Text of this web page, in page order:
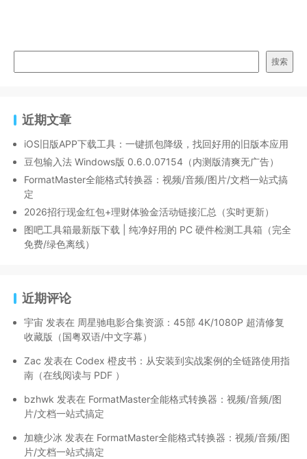
搜索
近期文章
iOS旧版APP下载工具：一键抓包降级，找回好用的旧版本应用
豆包输入法 Windows版 0.6.0.07154（内测版清爽无广告）
FormatMaster全能格式转换器：视频/音频/图片/文档一站式搞
定
2026招行现金红包+理财体验金活动链接汇总（实时更新）
图吧工具箱最新版下载 | 纯净好用的 PC 硬件检测工具箱（完全
免费/绿色离线）
近期评论
宇宙 发表在 周星驰电影合集资源：45部 4K/1080P 超清修复
收藏版（国粤双语/中文字幕）
Zac 发表在 Codex 橙皮书：从安装到实战案例的全链路使用指
南（在线阅读与 PDF ）
bzhwk 发表在 FormatMaster全能格式转换器：视频/音频/图
片/文档一站式搞定
加糖少冰 发表在 FormatMaster全能格式转换器：视频/音频/图
片/文档一站式搞定